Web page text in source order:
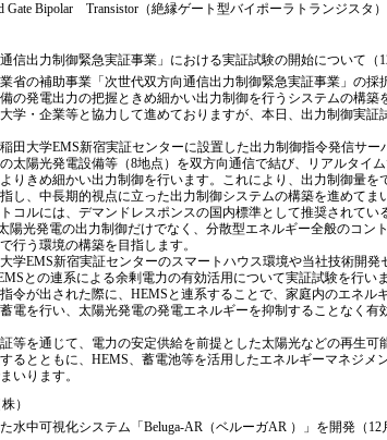
Gate Bipolar Transistor（絶縁ゲート型バイポーラトランジスタ）
通信出力制御緊急実証事業」における実証試験の開始について（
省の補助事業「次世代双方向通信出力制御緊急実証事業」の採
の発電出力の把握ときめ細かい出力制御を行うシステムの構築
学・企業等と協力して進めておりますが、本日、出力制御実証
田大学EMS新宿実証センターに設置した出力制御指令発信サー
太陽光発電設備等（8地点）を双方向通信で結び、リアルタイ
りきめ細かい出力制御を行います。これにより、出力制御量を
し、中長期的視点に立った出力制御システムの構築を進めてま
コルには、デマンドレスポンスの国内標準として推奨されて
陽光発電の出力制御だけでなく、分散型エネルギー全般のコン
行う環境の構築を目指します。
学EMS新宿実証センターのスマートハウス環境や当社技術開発
との連系による余剰電力の有効活用について実証試験を行い
令が出された際に、HEMSと連系することで、家庭内のエネル
電を行い、太陽光発電の発電エネルギーを抑制することなく有
等を通じて、電力の安定供給を前提とした太陽光などの再生可
るとともに、HEMS、蓄電池等を活用したエネルギーマネジメ
いります。
）
水中可視化システム「Beluga-AR（ベルーガAR ）」を開発（12